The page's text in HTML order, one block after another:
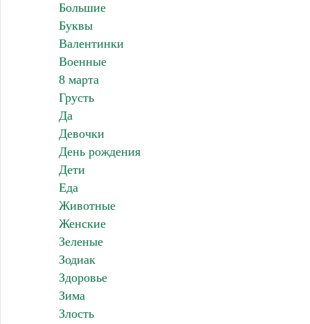
Большие
Буквы
Валентинки
Военные
8 марта
Грусть
Да
Девочки
День рождения
Дети
Еда
Животные
Женские
Зеленые
Зодиак
Здоровье
Зима
Злость